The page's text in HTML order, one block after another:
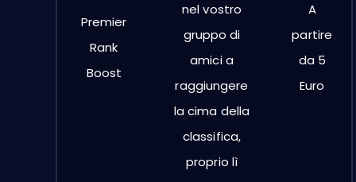
Premier
Rank
Boost
nel vostro
gruppo di
amici a
raggiungere
la cima della
classifica,
proprio lì
A
partire
da 5
Euro